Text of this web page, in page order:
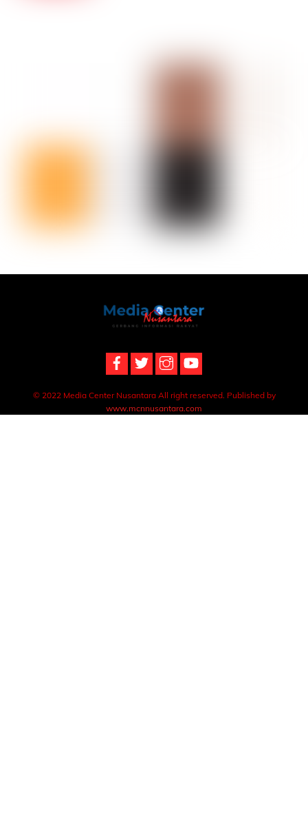
Back
To
© 2022 Media Center Nusantara All right reserved. Published by
www.mcnnusantara.com